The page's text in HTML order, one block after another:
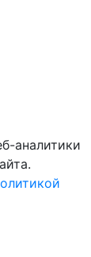
аналитики